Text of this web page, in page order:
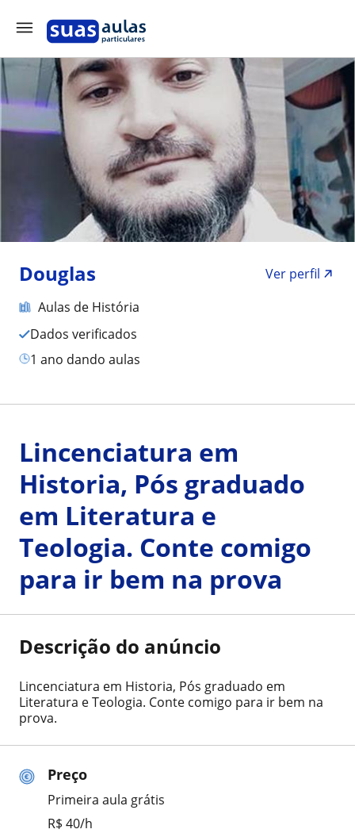
Douglas
Ver perfil
Aulas de História
Dados verificados
1 ano dando aulas
Preço
Primeira aula grátis
R$ 40/h
Lincenciatura em
Historia, Pós graduado
em Literatura e
Teologia. Conte comigo
para ir bem na prova
Descrição do anúncio
Lincenciatura em Historia, Pós graduado em
Literatura e Teologia. Conte comigo para ir bem na
prova.